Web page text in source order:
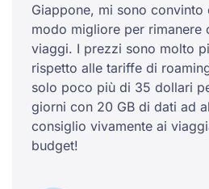
Giappone, mi sono convinto
modo migliore per rimanere
viaggi. I prezzi sono molto
rispetto alle tariffe di
solo poco più di 35 dollari
giorni con 20 GB di dati ad
consiglio vivamente ai
budget!